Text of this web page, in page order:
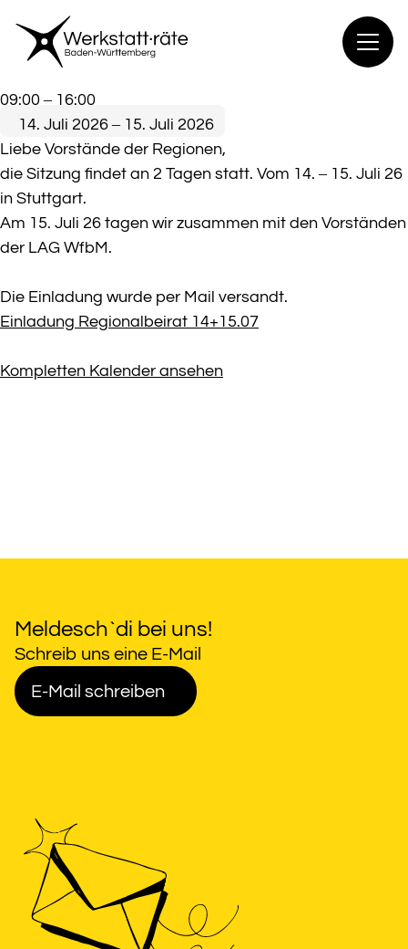
Inhalt
springen
Regional-
Beirat
Sitzung
09:00 – 16:00
14. Juli 2026 – 15. Juli 2026
Liebe Vorstände der Regionen,
die Sitzung findet an 2 Tagen statt. Vom 14. – 15. Juli 26
in Stuttgart.
Am 15. Juli 26 tagen wir zusammen mit den Vorständen
der LAG WfbM.
Die Einladung wurde per Mail versandt.
Einladung Regionalbeirat 14+15.07
Kompletten Kalender ansehen
Meldesch`di bei uns!
Schreib uns eine E-Mail
E-Mail schreiben